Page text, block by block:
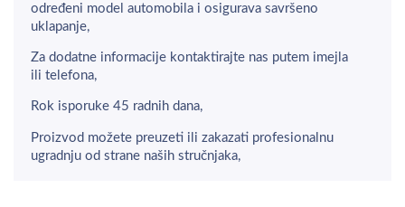
određeni model automobila i osigurava savršeno
uklapanje,
Za dodatne informacije kontaktirajte nas putem imejla
ili telefona,
Rok isporuke 45 radnih dana,
Proizvod možete preuzeti ili zakazati profesionalnu
ugradnju od strane naših stručnjaka,